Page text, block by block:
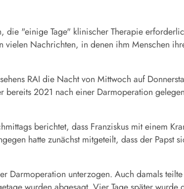
die "einige Tage" klinischer Therapie
vielen Nachrichten, in denen ihm Menschen
RAI die Nacht von Mittwoch auf
2021 nach einer Darmoperation
berichtet, dass Franziskus mit einem
hatte zunächst mitgeteilt, dass der Papst
Darmoperation unterzogen. Auch damals